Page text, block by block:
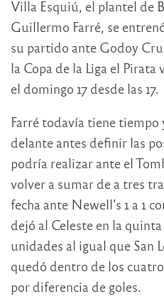
Villa Esquiú, el plantel de
Guillermo Farré, se
su partido ante Godoy
la Copa de la Liga el
el domingo 17 desde las 17.
Farré todavía tiene tiempo
delante antes definir las
podría realizar ante el
volver a sumar de a tres
fecha ante Newell’s 1 a 1
dejó al Celeste en la
unidades al igual que San
quedó dentro de los
por diferencia de goles.